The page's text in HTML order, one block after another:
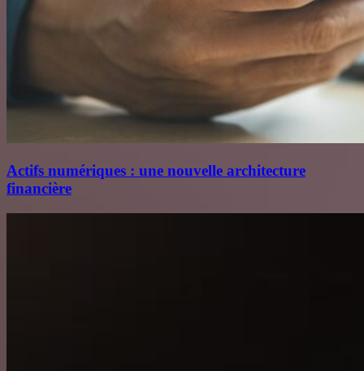
Actifs numériques : une nouvelle architecture
financière